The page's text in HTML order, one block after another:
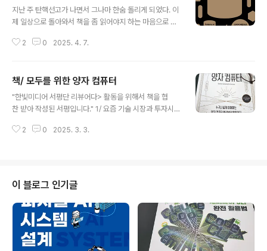
지난 주 탄핵선고가 나면서 그나마 한숨 돌리게 되었다. 이
제 일상으로 돌아와서 책을 좀 읽어야지 하는 마음으로 신
바로 주문하지는 않고 한동안 장바구니에 넣어둘 생각이
살펴보니, 최근 구현보다는 아키텍트에 관한 책들이 많이
출간되는 것 같다. 내 눈길을 사로잡은 책들을 중심으로 리
스트를 작성해 본다. 1. 30가지 패턴으로 배우는 분산시스
내는 인사이트 출판사에서 번역한 책이다. 4월 11일이면
2 0 2025. 4. 7.
책/ 모두를 위한 양자 컴퓨터
"한빛미디어 서평단 리뷰어다> 활동을 위해서 책을 협
찬 받아 작성된 서평입니다." 1/ 요즘 기술 시장과 투자시장
enAI의 ChatGPT 이후 대중에게 많이 다가왔는데, 양자
시리즈에서 양자 컴퓨팅 책이 나왔고, 이를 번역한 를 읽게
되었다. 2/ 책을 읽는 동안에도 양자 컴퓨터에 관한 소식이
계속 들려왔다. 젠슨황이 지난 1월에 열린 CES에서 양자
컴퓨터가 유용해지려면 15년에서 30년은 걸릴 것이라고
해서 관련 주가가 확 떨어진 적이 있었고, 2월 19일에 마
이크..
2 0 2025. 3. 3.
이 블로그 인기글